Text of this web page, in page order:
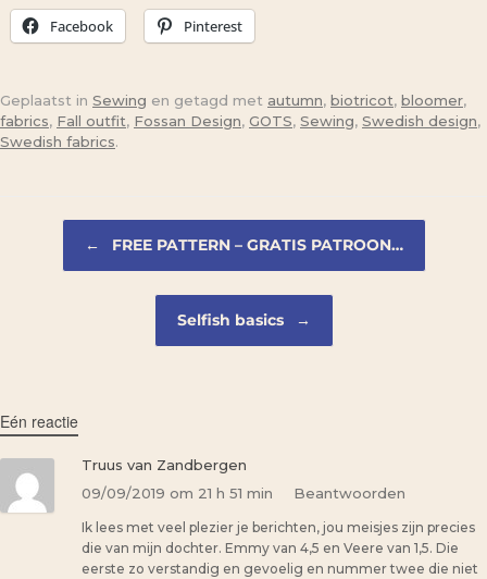
Facebook
Pinterest
Geplaatst in Sewing en getagd met autumn, biotricot, bloomer,
fabrics, Fall outfit, Fossan Design, GOTS, Sewing, Swedish design,
Swedish fabrics.
← FREE PATTERN – GRATIS PATROON…
Selfish basics →
Eén reactie
Truus van Zandbergen
09/09/2019 om 21 h 51 min
Beantwoorden
Ik lees met veel plezier je berichten, jou meisjes zijn precies
die van mijn dochter. Emmy van 4,5 en Veere van 1,5. Die
eerste zo verstandig en gevoelig en nummer twee die niet